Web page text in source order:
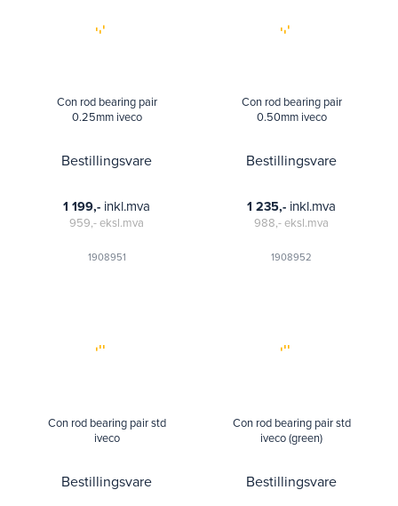
Con rod bearing pair
0.25mm iveco
Bestillingsvare
1908951
1 199,- inkl.mva
959,-eksl.mva
Con rod bearing pair
0.50mm iveco
Bestillingsvare
1908952
1 235,- inkl.mva
988,-eksl.mva
Con rod bearing pair std
iveco
Bestillingsvare
Con rod bearing pair std
iveco (green)
Bestillingsvare